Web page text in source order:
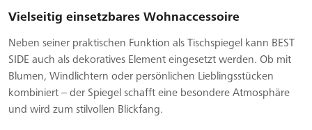
Vielseitig einsetzbares Wohnaccessoire
Neben seiner praktischen Funktion als Tischspiegel kann BEST
SIDE auch als dekoratives Element eingesetzt werden. Ob mit
Blumen, Windlichtern oder persönlichen Lieblingsstücken
kombiniert – der Spiegel schafft eine besondere Atmosphäre
und wird zum stilvollen Blickfang.